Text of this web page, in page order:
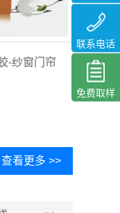
联系电话
免费取样
-纱窗门帘
查看更多 >>